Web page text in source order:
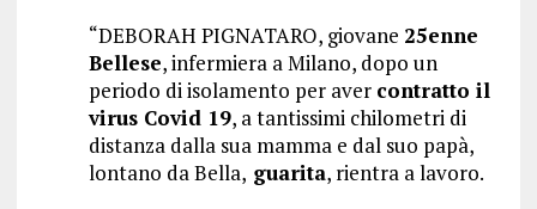
“DEBORAH PIGNATARO, giovane 25enne
Bellese, infermiera a Milano, dopo un
periodo di isolamento per aver contratto il
virus Covid 19, a tantissimi chilometri di
distanza dalla sua mamma e dal suo papà,
lontano da Bella, guarita, rientra a lavoro.